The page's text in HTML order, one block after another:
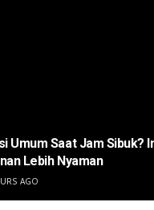
Umum Saat Jam Sibuk?
Lebih Nyaman
AGO